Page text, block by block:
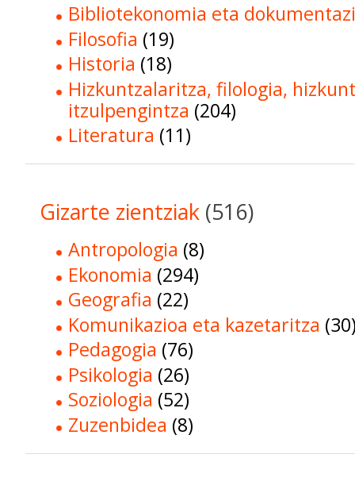
Bibliotekonomia eta
Filosofia (19)
Historia (18)
Hizkuntzalaritza, filologia,
itzulpengintza (204)
Literatura (11)
Gizarte zientziak (516)
Antropologia (8)
Ekonomia (294)
Geografia (22)
Komunikazioa eta kazetaritza
Pedagogia (76)
Psikologia (26)
Soziologia (52)
Zuzenbidea (8)